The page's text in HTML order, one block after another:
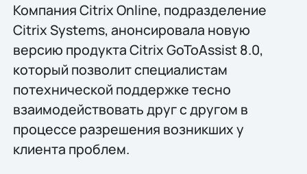
Компания Citrix Online, подразделение
Citrix Systems, анонсировала новую
версию продукта Citrix GoToAssist 8.0,
который позволит специалистам
потехнической поддержке тесно
взаимодействовать друг с другом в
процессе разрешения возникших у
клиента проблем.